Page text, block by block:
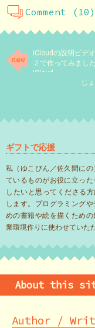
Comment (10)
iCloudの説明ビデ
２で作ってみまし
iCloud～
じ
ギフトで応援
私（ゆこびん／佐久間に
ているものがお役に立っ
したいと思ってくださる方
します。プログラミング
めの書籍や絵を描くため
業環境作りに使わせていた
About this
Author /